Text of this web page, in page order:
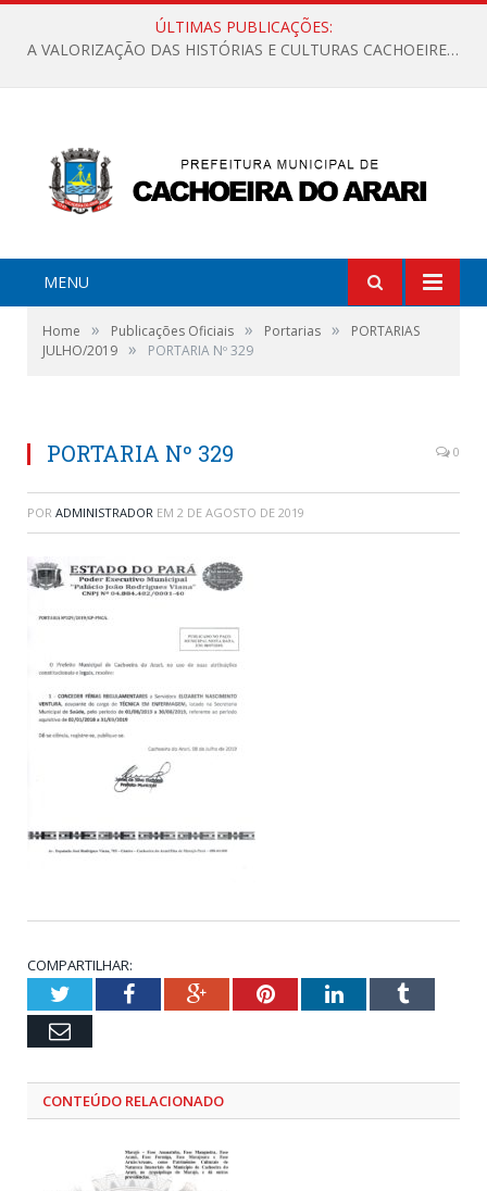
ÚLTIMAS PUBLICAÇÕES:
A VALORIZAÇÃO DAS HISTÓRIAS E CULTURAS CACHOEIRENSES
MENU
Home » Publicações Oficiais » Portarias »
PORTARIAS
JULHO/2019 » PORTARIA Nº 329
PORTARIA Nº 329 0
POR ADMINISTRADOR EM 2 DE AGOSTO DE 2019
COMPARTILHAR:
TwitterFacebookGoogle+PinterestLinkedInTumblr
Email
CONTEÚDO RELACIONADO